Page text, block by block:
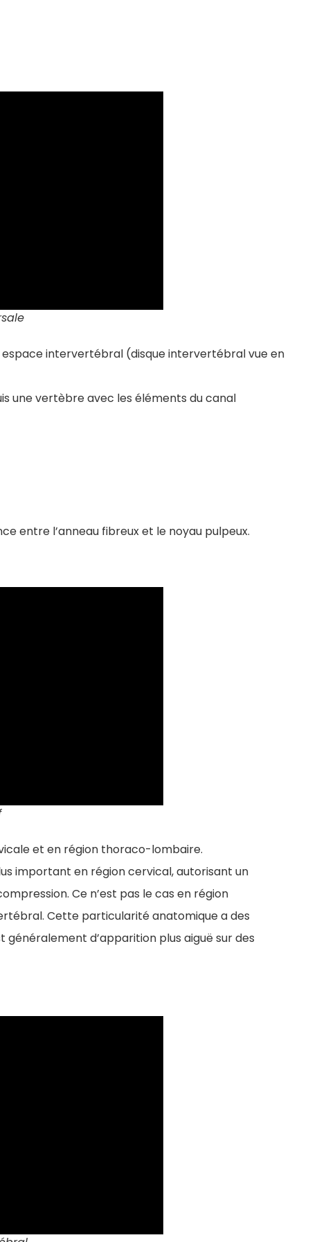
intervertébral (disque intervertébral vue en
une vertèbre avec les éléments du canal
entre l’anneau fibreux et le noyau pulpeux.
et en région thoraco-lombaire.
important en région cervical, autorisant un
Ce n’est pas le cas en région
Cette particularité anatomique a des
d’apparition plus aiguë sur des